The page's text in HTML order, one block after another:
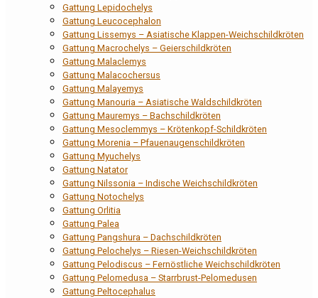
Gattung Lepidochelys
Gattung Leucocephalon
Gattung Lissemys – Asiatische Klappen-Weichschildkröten
Gattung Macrochelys – Geierschildkröten
Gattung Malaclemys
Gattung Malacochersus
Gattung Malayemys
Gattung Manouria – Asiatische Waldschildkröten
Gattung Mauremys – Bachschildkröten
Gattung Mesoclemmys – Krötenkopf-Schildkröten
Gattung Morenia – Pfauenaugenschildkröten
Gattung Myuchelys
Gattung Natator
Gattung Nilssonia – Indische Weichschildkröten
Gattung Notochelys
Gattung Orlitia
Gattung Palea
Gattung Pangshura – Dachschildkröten
Gattung Pelochelys – Riesen-Weichschildkröten
Gattung Pelodiscus – Fernöstliche Weichschildkröten
Gattung Pelomedusa – Starrbrust-Pelomedusen
Gattung Peltocephalus